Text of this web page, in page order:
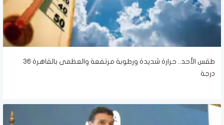
طقس الأحد.. حرارة شديدة ورطوبة مرتفعة والعظمى بالقاهرة 36
درجة